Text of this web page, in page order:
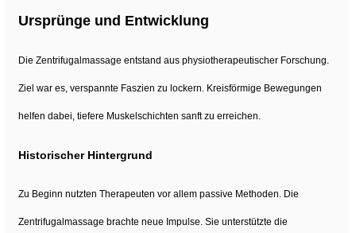
Ursprünge und Entwicklung
Die Zentrifugalmassage entstand aus physiotherapeutischer Forschung.
Ziel war es, verspannte Faszien zu lockern. Kreisförmige Bewegungen
helfen dabei, tiefere Muskelschichten sanft zu erreichen.
Historischer Hintergrund
Zu Beginn nutzten Therapeuten vor allem passive Methoden. Die
Zentrifugalmassage brachte neue Impulse. Sie unterstützte die